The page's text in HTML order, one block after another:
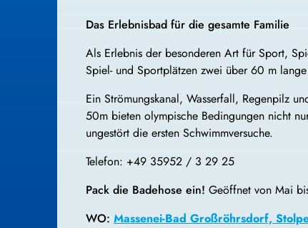
Das Erlebnisbad für die gesamte Familie
Als Erlebnis der besonderen Art für Sport,
Spiel- und Sportplätzen zwei über 60 m
Ein Strömungskanal, Wasserfall, Regenpilz
50m bieten olympische Bedingungen nicht
ungestört die ersten Schwimmversuche.
Telefon: +49 35952 / 3 29 25
Pack die Badehose ein! Geöffnet von Mai
WO: Massenei-Bad Großröhrsdorf,